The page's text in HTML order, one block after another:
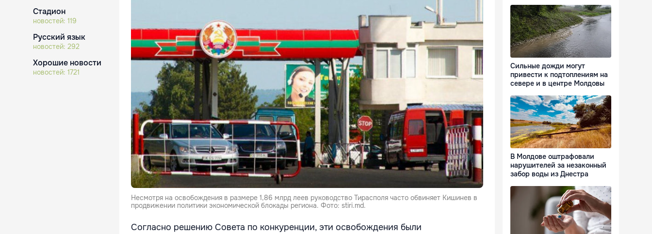
Стадион
новостей: 119
Русский язык
новостей: 292
Хорошие новости
новостей: 1721
Несмотря на освобождения в размере 1,86 млрд леев руководство Тирасполя часто обвиняет Кишинев в
продвижении политики экономической блокады региона. Фото: stiri.md.
Согласно решению Совета по конкуренции, эти освобождения были
Сильные дожди могут
привести к подтоплениям на
севере и в центре Молдовы
В Молдове оштрафовали
нарушителей за незаконный
забор воды из Днестра